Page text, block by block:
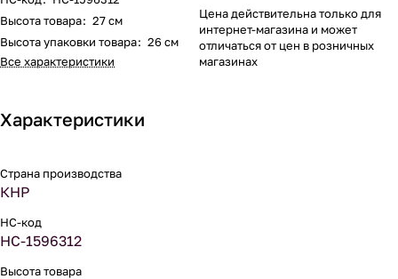
Высота товара: 27 см
Высота упаковки товара: 26 см
Все характеристики
Цена действительна только для
интернет-магазина и может
отличаться от цен в розничных
магазинах
Характеристики
Страна производства
КНР
НС-код
НС-1596312
Высота товара